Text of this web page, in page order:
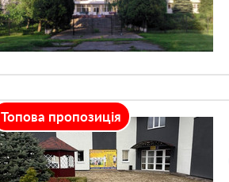
Топова пропозиція